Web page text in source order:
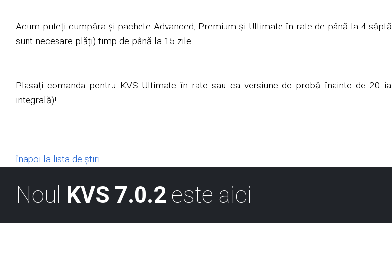
Acum puteți cumpăra și pachete Advanced, Premium și Ultimate în rate de până la 4
sunt necesare plăți) timp de până la 15 zile.
Plasați comanda pentru KVS Ultimate în rate sau ca versiune de probă înainte de 20
integrală)!
înapoi la lista de știri
Noul KVS 7.0.2 este aici